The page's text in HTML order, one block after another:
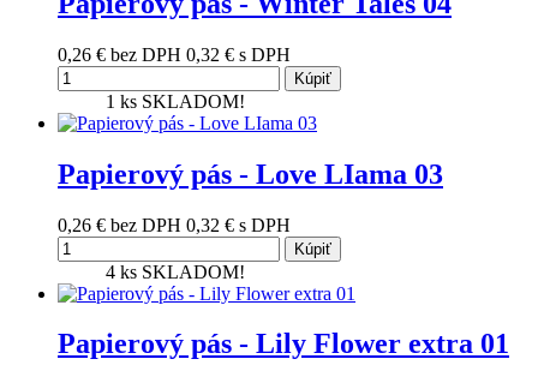
0,26 € bez DPH 0,32 € s DPH
Kúpiť
1 ks SKLADOM!
Papierový pás - Love LIama 03
0,26 € bez DPH 0,32 € s DPH
Kúpiť
4 ks SKLADOM!
Papierový pás - Lily Flower extra 01